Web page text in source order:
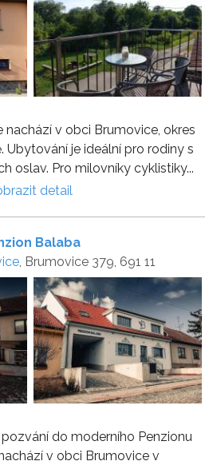
nachází v obci Brumovice, okres
Ubytování je ideální pro rodiny s
oslav. Pro milovníky cyklistiky...
detail
Balaba
, Brumovice 379, 691 11
do moderního Penzionu
v obci Brumovice v